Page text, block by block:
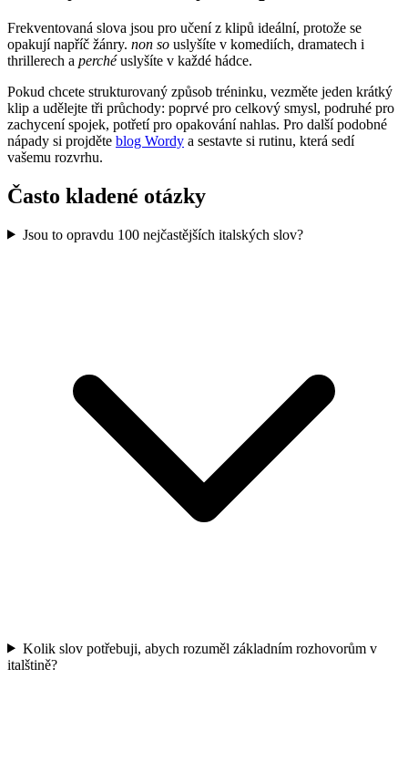
Frekventovaná slova jsou pro učení z klipů ideální, protože se
opakují napříč žánry. non so uslyšíte v komediích, dramatech i
thrillerech a perchéuslyšíte v každé hádce.
Pokud chcete strukturovaný způsob tréninku, vezměte jeden krátký
klip a udělejte tři průchody: poprvé pro celkový smysl, podruhé pro
zachycení spojek, potřetí pro opakování nahlas. Pro další podobné
nápady si projděte blog Wordy a sestavte si rutinu, která sedí
vašemu rozvrhu.
Často kladené otázky
Jsou to opravdu 100 nejčastějších italských slov?
Kolik slov potřebuji, abych rozuměl základním rozhovorům v
italštině?